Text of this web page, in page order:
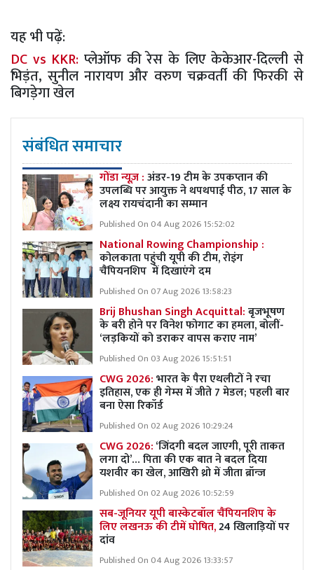
यह भी पढ़ें:
DC vs KKR: प्लेऑफ की रेस के लिए केकेआर-दिल्ली से
भिड़ंत, सुनील नारायण और वरुण चक्रवर्ती की फिरकी से
बिगड़ेगा खेल
संबंधित समाचार
गोंडा न्यूज़ :अंडर-19 टीम के उपकप्तान की
उपलब्धि पर आयुक्त ने थपथपाई पीठ, 17 साल के
लक्ष्य रायचंदानी का सम्मान
Published On 04 Aug 2026 15:52:02
National Rowing Championship :
कोलकाता पहुंची यूपी की टीम, रोइंग
चैंपियनशिप में दिखाएंगे दम
Published On 07 Aug 2026 13:58:23
Brij Bhushan Singh Acquittal:बृजभूषण
के बरी होने पर विनेश फोगाट का हमला, बोलीं-
‘लड़कियों को डराकर वापस कराए नाम’
Published On 03 Aug 2026 15:51:51
CWG 2026:भारत के पैरा एथलीटों ने रचा
इतिहास, एक ही गेम्स में जीते 7 मेडल; पहली बार
बना ऐसा रिकॉर्ड
Published On 02 Aug 2026 10:29:24
CWG 2026:‘जिंदगी बदल जाएगी, पूरी ताकत
लगा दो’… पिता की एक बात ने बदल दिया
यशवीर का खेल, आखिरी थ्रो में जीता ब्रॉन्ज
Published On 02 Aug 2026 10:52:59
सब-जूनियर यूपी बास्केटबॉल चैंपियनशिप के
लिए लखनऊ की टीमें घोषित,24 खिलाड़ियों पर
दांव
Published On 04 Aug 2026 13:33:57